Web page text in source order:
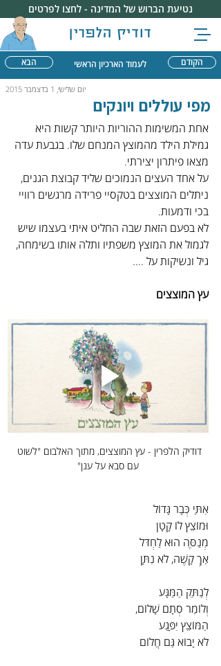
דודיק הלפרין
נטיעת הברוש של המדינה - לחצו לפרטים
הבא הקודם לעמוד הארכיון הראשי
יום שלישי, 1 בדצמבר 2015
מפי עוללים ויונקים
אחת המשימות ההוריות היותר קשות היא
גמילת הילד מהמוצץ המנחם שלו. בגבעת עדה
מצאו פיתרון יצירתי.
על אחד העצים הנמוכים שליד קבוצת הגנים,
ניתלים המוצצים בטקסיי פרידה מרגשים רוויי
בכי ודמעות.
לא בפעם הזאת שבה החליט איתי בעצמו שיש
לגמול את המוצץ משפתיו ותלה אותו בשימחה,
גיל ונשיקות על ....
עץ המוצצים
דודיק הלפרין - עץ המוצצים, מתוך האלבום "לשוט
עם סבא על ענן"
אִתַּי כְּבָר גָּדוֹל
וּמוֹצֵץ לוֹ קָטָן
מְנַסֶּה הוּא לַחְדֹּל
אַךְ קָשֶׁה, לֹא נִתָּן
לְנַתֵּק הַמַּגָּע
וְלוֹמַר סְתָם שָׁלוֹם,
הַמּוֹצֵץ יִפָּגַע
לֹא יָבוֹא גַּם חֲלוֹם